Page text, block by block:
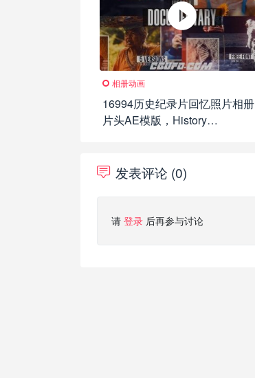
相册动画
16994历史纪录片回忆照片相册
片头AE模版，History
发表评论 (0)
请 登录 后再参与讨论